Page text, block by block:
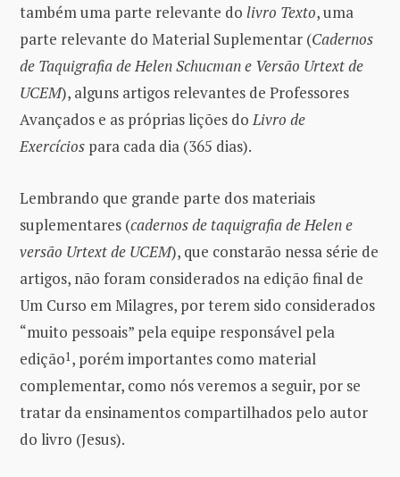
também uma parte relevante do livro Texto, uma
parte relevante do Material Suplementar (Cadernos
de Taquigrafia de Helen Schucman e Versão Urtext de
UCEM), alguns artigos relevantes de Professores
Avançados e as próprias lições doLivro de
Exercícios para cada dia (365 dias).
Lembrando que grande parte dos materiais
suplementares (cadernos de taquigrafia de Helen e
versão Urtext de UCEM), que constarão nessa série de
artigos, não foram considerados na edição final de
Um Curso em Milagres, por terem sido considerados
“muito pessoais” pela equipe responsável pela
edição1, porém importantes como material
complementar, como nós veremos a seguir, por se
tratar da ensinamentos compartilhados pelo autor
do livro (Jesus).